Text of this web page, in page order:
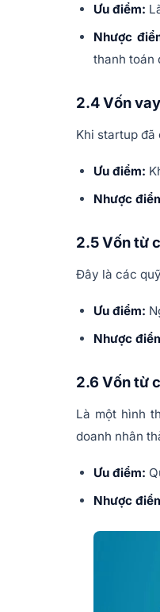
Ưu điểm:
Nhược
thanh toán
2.4 Vốn
Khi startup đã
Ưu điểm:
Nhược
2.5 Vốn từ
Đây là các
Ưu điểm:
Nhược
2.6 Vốn từ
Là một hình
doanh nhân
Ưu điểm:
Nhược